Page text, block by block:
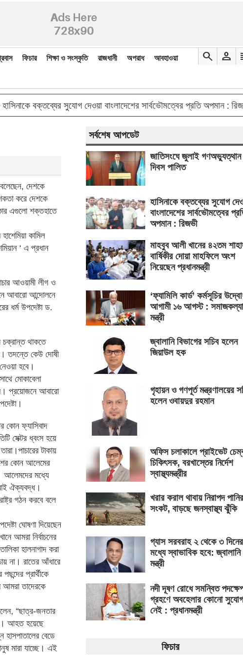
ফিচার শিক্ষা ও সংস্কৃতি রাজধানী অপরাধ আবহাওয়া search person
বক্তব্যের সুযোগ দেওয়া বাংলাদেশের সার্বভৌমত্বের প্রতি অপমান : রিজভী
দেশকে
করে দেশকে
এগুলো শক্তহাতে
কামিল
‘ এ প্রধান
আওয়ামী লীগ ও
আবারো আন্দোলনে
ধর্ম উপদেষ্টা ড.
চক্রান্ত থাকতে
তদন্তে কেউ দোষী
হবে।
মোকাবেলা
প্রয়োজনে আবারো
কোন ফ্যাসিবাদ
সেক্টর ধ্বংস হয়ে
টাকায়
কোন আলেমের
আলেমদের মধ্যে
ঐক্যবদ্ধ।
গঠন করবে বলে
ঘোষণা দিয়েছেন
আমরা নির্বাচনের
হালনাগাদ করা
না। রাতের আঁধারে
প্রার্থীকে
আমরা তাদেরকে
“ছাত্র-জনতার
আহত হয়েছে
বেডে
মারা যাচ্ছে। এই
সর্বশেষ আপডেট
জাতিসংঘে জুলাই গণঅভ্যুত্থান
দিবস পালিত
হাসিনাকে বক্তব্যের সুযোগ
বাংলাদেশের সার্বভৌমত্বের
অপমান : রিজভী
মাহবুব আলী খানের ৪২তম
বার্ষিকীর দোয়া মাহফিলে অংশ
নিয়েছেন প্রধানমন্ত্রী
‘ফ্যামিলি কার্ড’ কর্মসূচির
আগামী ১৬ আগস্ট :
মন্ত্রী
জ্বালানি বিভাগের সচিব হলেন
জিয়াউল হক
গৃহায়ন ও গণপূর্ত মন্ত্রণালয়ের
হলেন ওবায়দুর রহমান
অফিস চলাকালে প্রাইভেট
চিকিৎসক, বরখাস্তের নির্দেশ
স্বাস্থ্যমন্ত্রীর
খরার করাল থাবায় নিরাপদ পানির
সংকট, বাড়ছে জনস্বাস্থ্য ঝুঁকি
গ্যাস সরবরাহ ২ থেকে ৩ দিনের
মধ্যে স্বাভাবিক হবে: জ্বালানি
মন্ত্রী
নদী দূষণ রোধে সমন্বিত
গ্রহণে অবহেলার কোনো সুযোগ
নেই : প্রধানমন্ত্রী
ফিচার